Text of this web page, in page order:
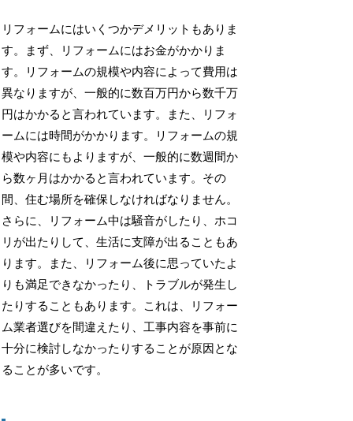
リフォームにはいくつかデメリットもありま
す。まず、リフォームにはお金がかかりま
す。リフォームの規模や内容によって費用は
異なりますが、一般的に数百万円から数千万
円はかかると言われています。また、リフォ
ームには時間がかかります。リフォームの規
模や内容にもよりますが、一般的に数週間か
ら数ヶ月はかかると言われています。その
間、住む場所を確保しなければなりません。
さらに、リフォーム中は騒音がしたり、ホコ
リが出たりして、生活に支障が出ることもあ
ります。また、リフォーム後に思っていたよ
りも満足できなかったり、トラブルが発生し
たりすることもあります。これは、リフォー
ム業者選びを間違えたり、工事内容を事前に
十分に検討しなかったりすることが原因とな
ることが多いです。